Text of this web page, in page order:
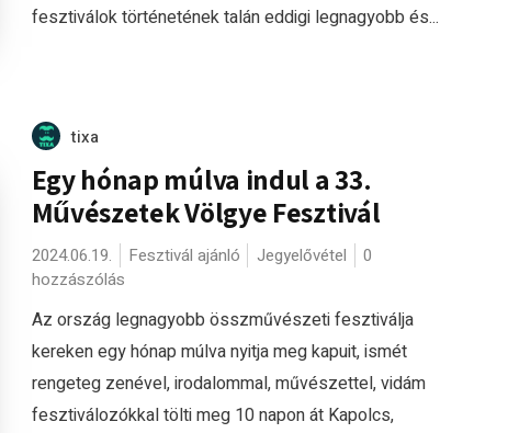
fesztiválok történetének talán eddigi legnagyobb és...
tixa
Egy hónap múlva indul a 33.
Művészetek Völgye Fesztivál
2024.06.19. Fesztivál ajánló Jegyelővétel
0
hozzászólás
Az ország legnagyobb összművészeti fesztiválja
kereken egy hónap múlva nyitja meg kapuit, ismét
rengeteg zenével, irodalommal, művészettel, vidám
fesztiválozókkal tölti meg 10 napon át Kapolcs,